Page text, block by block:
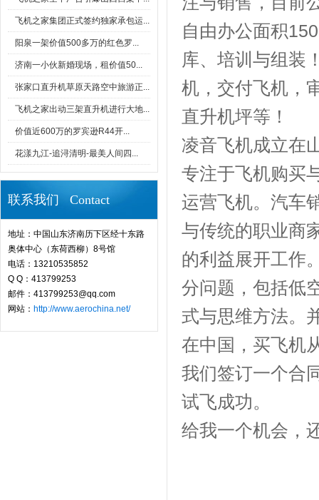
飞机之家集团正式签约独家承包运...
阳泉一架价值500多万的红色罗...
济南一小伙新婚现场，租价值50...
张家口直升机草原天路空中旅游正...
飞机之家出动三架直升机进行大地...
价值近600万的罗宾逊R44开...
花漾九江-追浔清明-最美人间四...
联系我们 Contact
地址：中国山东济南历下区经十东路
奥体中心（东荷西柳）8号馆
电话：13210535852
Q Q：413799253
邮件：413799253@qq.com
网站： http://www.aerochina.net/
自由办公面积
库、培训与组装
机，交付飞机，
直升机坪等！
凌音飞机成立在
专注于飞机购买
运营飞机。汽车
与传统的职业商
的利益展开工作
分问题，包括低
式与思维方法。
在中国，买飞机
我们签订一个合
试飞成功。
给我一个机会，